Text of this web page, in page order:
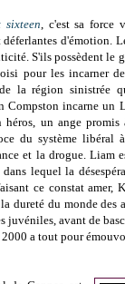
sixteen, c'est sa force
d'émotion.
S'ils possèdent le
pour les incarner
la région sinistrée
Compston incarne un
un ange promis
du système libéral
et la drogue. Liam
lequel la
ce constat amer,
dureté du monde des
juvéniles, avant de
2000 a tout pour